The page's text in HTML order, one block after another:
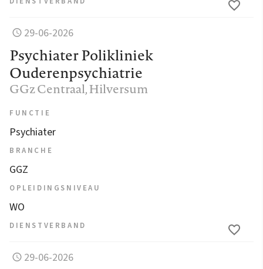
29-06-2026
Psychiater Polikliniek
Ouderenpsychiatrie
GGz Centraal, Hilversum
FUNCTIE
Psychiater
BRANCHE
GGZ
OPLEIDINGSNIVEAU
WO
DIENSTVERBAND
29-06-2026